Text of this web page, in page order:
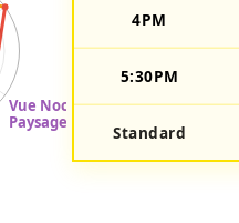
4PM
5:30PM
Standard